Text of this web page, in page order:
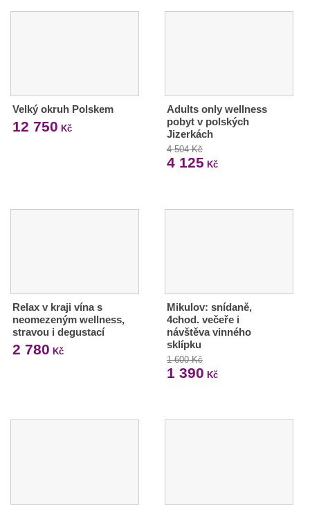
Velký okruh Polskem
12 750 Kč
Adults only wellness
pobyt v polských
Jizerkách
4 504 Kč
4 125 Kč
Relax v kraji vína s
neomezeným wellness,
stravou i degustací
2 780 Kč
Mikulov: snídaně,
4chod. večeře i
návštěva vinného
sklípku
1 600 Kč
1 390 Kč